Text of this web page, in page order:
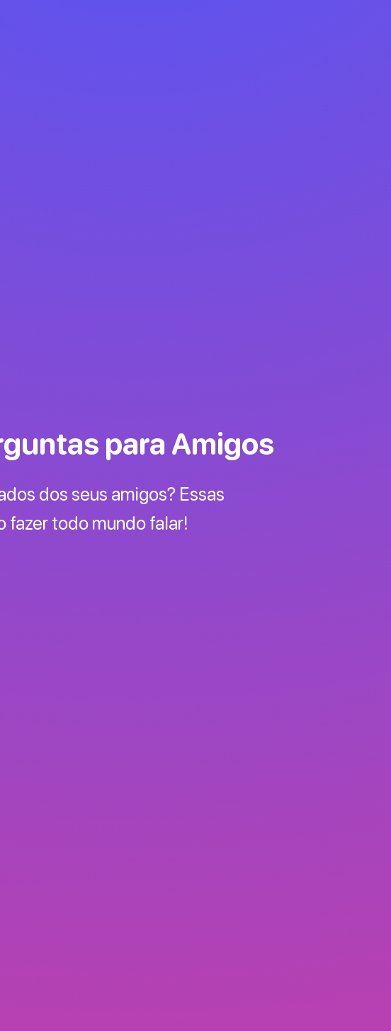
para Amigos
dos seus amigos? Essas
fazer todo mundo falar!